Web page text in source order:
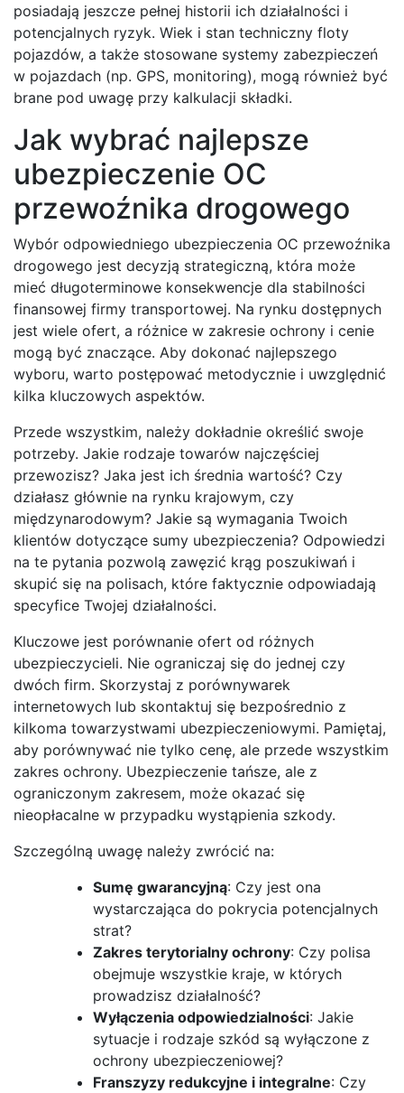
posiadają jeszcze pełnej historii ich działalności i
potencjalnych ryzyk. Wiek i stan techniczny floty
pojazdów, a także stosowane systemy zabezpieczeń
w pojazdach (np. GPS, monitoring), mogą również być
brane pod uwagę przy kalkulacji składki.
Jak wybrać najlepsze
ubezpieczenie OC
przewoźnika drogowego
Wybór odpowiedniego ubezpieczenia OC przewoźnika
drogowego jest decyzją strategiczną, która może
mieć długoterminowe konsekwencje dla stabilności
finansowej firmy transportowej. Na rynku dostępnych
jest wiele ofert, a różnice w zakresie ochrony i cenie
mogą być znaczące. Aby dokonać najlepszego
wyboru, warto postępować metodycznie i uwzględnić
kilka kluczowych aspektów.
Przede wszystkim, należy dokładnie określić swoje
potrzeby. Jakie rodzaje towarów najczęściej
przewozisz? Jaka jest ich średnia wartość? Czy
działasz głównie na rynku krajowym, czy
międzynarodowym? Jakie są wymagania Twoich
klientów dotyczące sumy ubezpieczenia? Odpowiedzi
na te pytania pozwolą zawęzić krąg poszukiwań i
skupić się na polisach, które faktycznie odpowiadają
specyfice Twojej działalności.
Kluczowe jest porównanie ofert od różnych
ubezpieczycieli. Nie ograniczaj się do jednej czy
dwóch firm. Skorzystaj z porównywarek
internetowych lub skontaktuj się bezpośrednio z
kilkoma towarzystwami ubezpieczeniowymi. Pamiętaj,
aby porównywać nie tylko cenę, ale przede wszystkim
zakres ochrony. Ubezpieczenie tańsze, ale z
ograniczonym zakresem, może okazać się
nieopłacalne w przypadku wystąpienia szkody.
Szczególną uwagę należy zwrócić na:
Sumę gwarancyjną: Czy jest ona
wystarczająca do pokrycia potencjalnych
strat?
Zakres terytorialny ochrony: Czy polisa
obejmuje wszystkie kraje, w których
prowadzisz działalność?
Wyłączenia odpowiedzialności: Jakie
sytuacje i rodzaje szkód są wyłączone z
ochrony ubezpieczeniowej?
Franszyzy redukcyjne i integralne: Czy